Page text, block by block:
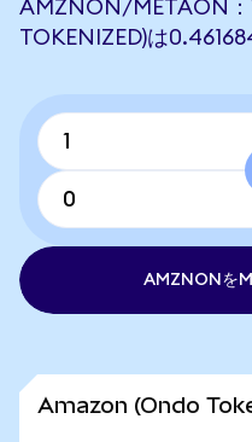
AMZNON/METAON：
TOKENIZED)は
AMZNONを
Amazon (Ondo